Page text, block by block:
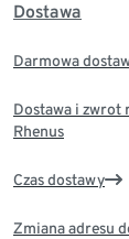
Dostawa
Darmowa
Dostawa i zwrot
Rhenus
Czas dostawy
Zmiana adresu